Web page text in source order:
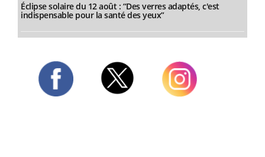
Éclipse solaire du 12 août : “Des verres adaptés, c'est
indispensable pour la santé des yeux”